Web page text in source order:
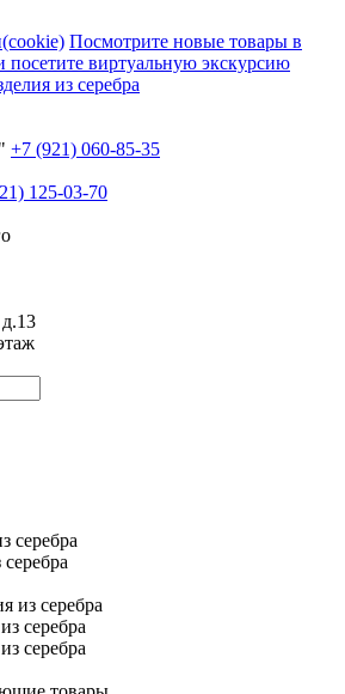
Посмотрите новые товары в
посетите виртуальную экскурсию
+7 (921) 060-85-35
125-03-70
серебра
из серебра
серебра
серебра